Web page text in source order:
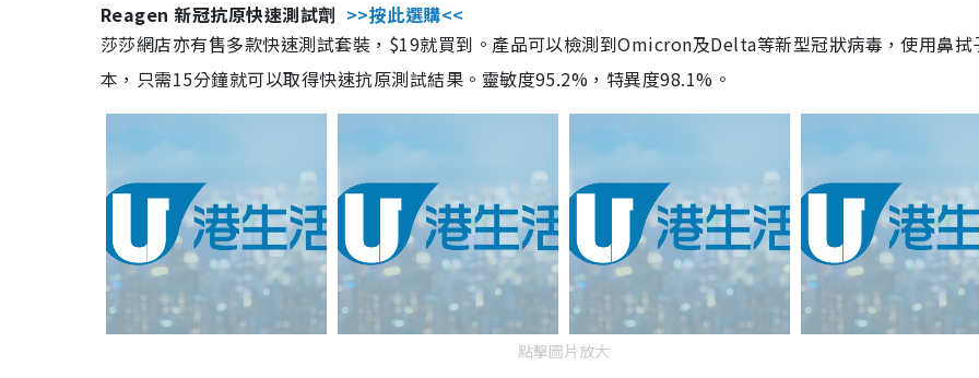
Reagen 新冠抗原快速測試劑 >>按此選購<<
莎莎網店亦有售多款快速測試套裝，$19就買到。產品可以檢測到Omicron及Delta等新型冠狀病毒，使用鼻拭
本，只需15分鐘就可以取得快速抗原測試結果。靈敏度95.2%，特異度98.1%。
點擊圖片放大